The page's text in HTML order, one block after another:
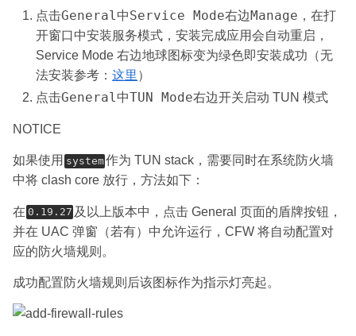
点击General中Service Mode右边 Manage ，在打
开窗口中安装服务模式，安装完成应用会自动重启，
Service Mode 右边地球图标变为绿色即安装成功（无
法安装参考：这里 ）
点击General中TUN Mode右边开关启动 TUN 模式
NOTICE
如果使用 system作为 TUN stack，需要同时在系统防火墙
中将 clash core 放行，方法如下：
在 0.19.27 及以上版本中，点击 General 页面的盾牌按钮，
并在 UAC 弹窗（若有）中允许运行，CFW 将自动配置对
应的防火墙规则。
成功配置防火墙规则后该图标作为指示灯亮起。